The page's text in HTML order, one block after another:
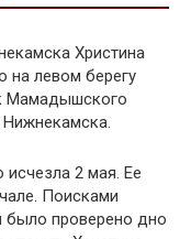
Христина
на левом берегу
Мамадышского
Нижнекамска.
2 мая. Ее
Поисками
проверено дно